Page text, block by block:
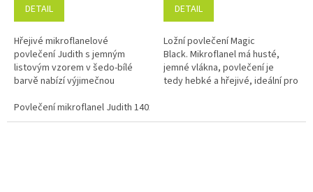
DETAIL
Hřejivé mikroflanelové
povlečení Judith s jemným
listovým vzorem v šedo‑bílé
barvě nabízí výjimečnou
pohodlí. Rychleschnoucí
mikrovlákno je nenáročné...
Povlečení mikroflanel Judith 140x200, 70x90 cm
DETAIL
Ložní povlečení Magic
Black. Mikroflanel má husté,
jemné vlákna, povlečení je
tedy hebké a hřejivé, ideální pro